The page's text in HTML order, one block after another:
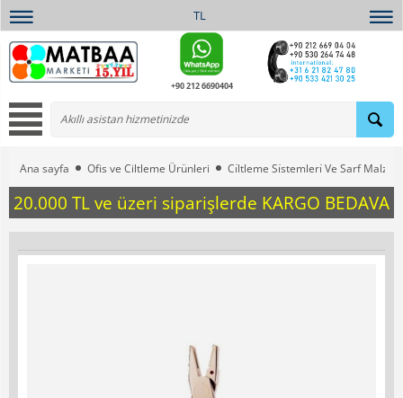
TL
+90 212 6690404
Ana sayfa Ofis ve Ciltleme Ürünleri Ci̇ltleme Si̇stemleri̇ Ve Sarf
20.000 TL ve üzeri siparişlerde KARGO BEDAVA